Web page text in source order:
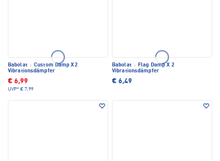
Babolat · Custom Damp X2
Vibrationsdämpfer
€ 6,99
UVP* € 7,99
Babolat · Flag Damp X 2
Vibrationsdämpfer
€ 6,49